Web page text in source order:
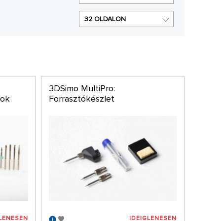
32 OLDALON
3DSimo MultiPro:
Forrasztókészlet
IDEIGLENESEN